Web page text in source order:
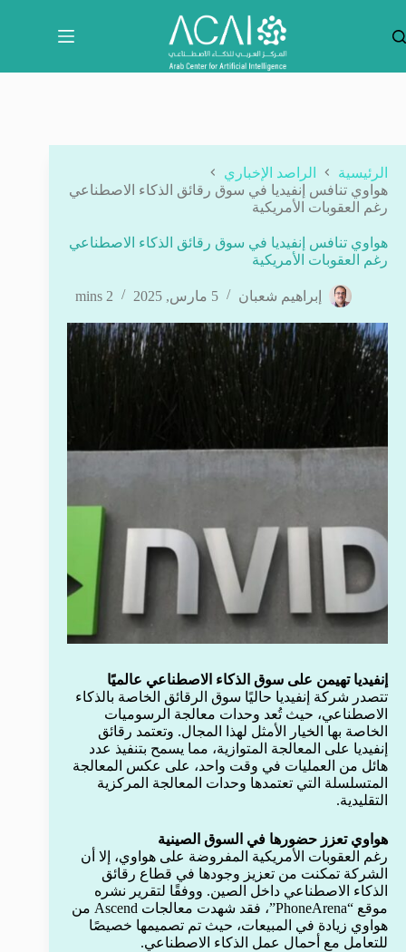
المحتوى
الرئيسية
الراصد الإخباري
هواوي تنافس إنفيديا في سوق رقائق الذكاء الاصطناعي
رغم العقوبات الأمريكية
هواوي تنافس إنفيديا في سوق رقائق الذكاء الاصطناعي
رغم العقوبات الأمريكية
إبراهيم شعبان 5 مارس, 2025 2 mins
إنفيديا تهيمن على سوق الذكاء الاصطناعي عالميًا
تتصدر شركة إنفيديا حاليًا سوق الرقائق الخاصة بالذكاء
الاصطناعي، حيث تُعد وحدات معالجة الرسوميات
الخاصة بها الخيار الأمثل لهذا المجال. وتعتمد رقائق
إنفيديا على المعالجة المتوازية، مما يسمح بتنفيذ عدد
هائل من العمليات في وقت واحد، على عكس المعالجة
المتسلسلة التي تعتمدها وحدات المعالجة المركزية
التقليدية.
هواوي تعزز حضورها في السوق الصينية
رغم العقوبات الأمريكية المفروضة على هواوي، إلا أن
الشركة تمكنت من تعزيز وجودها في قطاع رقائق
الذكاء الاصطناعي داخل الصين. ووفقًا لتقرير نشره
موقع “PhoneArena”، فقد شهدت معالجات Ascend من
هواوي زيادة في المبيعات، حيث تم تصميمها خصيصًا
للتعامل مع أحمال عمل الذكاء الاصطناعي.